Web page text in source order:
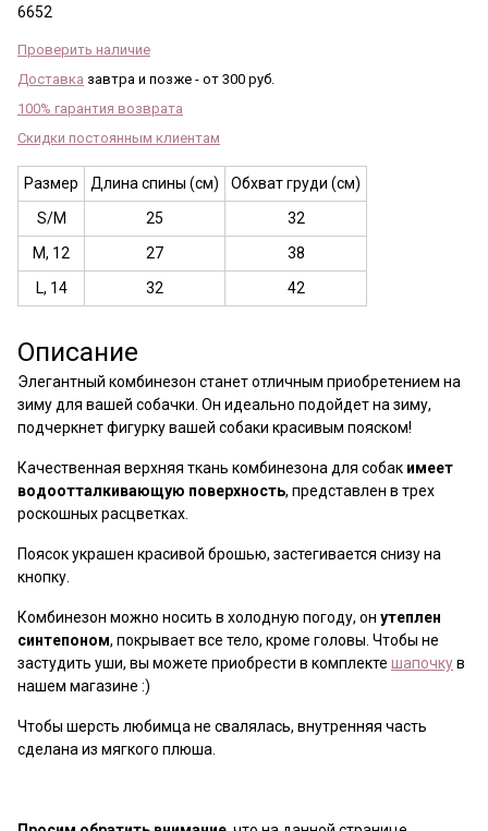
6652
Проверить наличие
Доставка завтра и позже - от 300 руб.
100% гарантия возврата
Скидки постоянным клиентам
Размер Длина спины (см)
Обхват груди (см)
S/M
25
32
M, 12
27
38
L, 14
32 42
Описание
Элегантный комбинезон станет отличным приобретением на
зиму для вашей собачки. Он идеально подойдет на зиму,
подчеркнет фигурку вашей собаки красивым пояском!
Качественная верхняя ткань комбинезона для собак имеет
водоотталкивающую поверхность, представлен в трех
роскошных расцветках.
Поясок украшен красивой брошью, застегивается снизу на
кнопку.
Комбинезон можно носить в холодную погоду, он утеплен
синтепоном, покрывает все тело, кроме головы. Чтобы не
застудить уши, вы можете приобрести в комплекте шапочкув
нашем магазине :)
Чтобы шерсть любимца не свалялась, внутренняя часть
сделана из мягкого плюша.